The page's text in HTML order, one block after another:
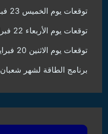
توقعات يوم الخميس 23 فبراير
توقعات يوم الأربعاء 22 فبراير
توقعات يوم الاثنين 20 فبراير
برنامج الطاقة لشهر شعبان 1444 هـ